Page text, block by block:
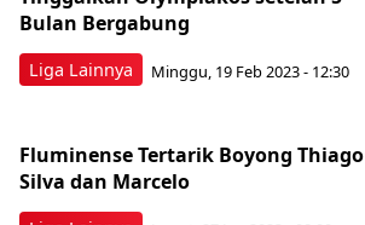
Liga Lainnya
Bulan Bergabung
Minggu, 19 Feb 2023 - 12:30
Fluminense Tertarik Boyong Thiago
Silva dan Marcelo